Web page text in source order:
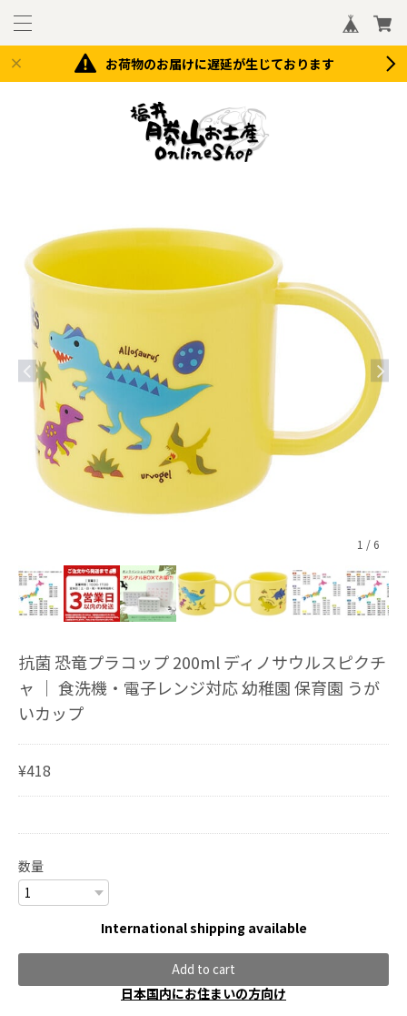
お荷物のお届けに遅延が生じております
1 / 6
抗菌 恐竜プラコップ 200ml ディノサウルスピクチ
ャ ｜ 食洗機・電子レンジ対応 幼稚園 保育園 うが
いカップ
¥418
数量
International shipping available
Add to cart
日本国内にお住まいの方向け